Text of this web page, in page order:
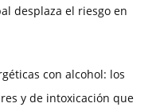
desplaza el riesgo en
con alcohol: los
y de intoxicación que